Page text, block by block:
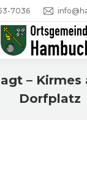
7036
– Kirmes
Dorfplatz